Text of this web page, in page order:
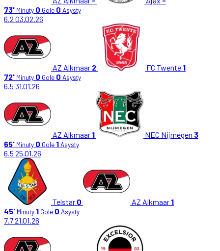
73' Minuty 0 Gole 0 Asysty
6.2 03.02.26
AZ Alkmaar 2 FC Twente 1
72' Minuty 0 Gole 0 Asysty
6.5 31.01.26
AZ Alkmaar 1 NEC Nijmegen 3
65' Minuty 0 Gole 1Asysty
6.5 25.01.26
Telstar 0 AZ Alkmaar 1
45' Minuty 1 Gole 0 Asysty
7.721.01.26